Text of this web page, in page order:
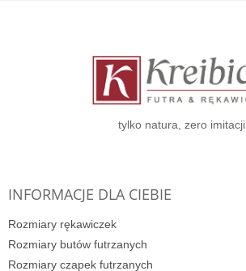
tylko natura, zero imitacji
INFORMACJE DLA CIEBIE
Rozmiary rękawiczek
Rozmiary butów futrzanych
Rozmiary czapek futrzanych